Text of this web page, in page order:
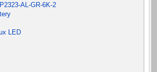
AL-GR-6K-2
LED